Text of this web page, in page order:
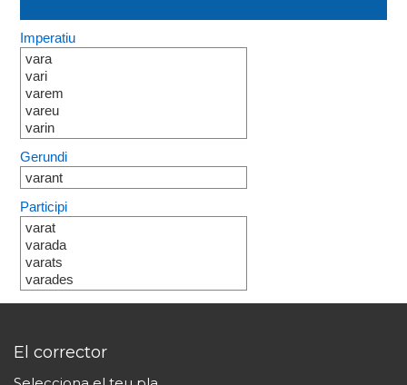
Imperatiu
vara
vari
varem
vareu
varin
Gerundi
varant
Participi
varat
varada
varats
varades
El corrector